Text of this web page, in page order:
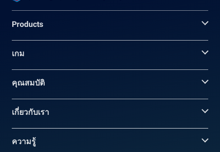
Products
เกม
คุณสมบัติ
เกี่ยวกับเรา
ความรู้